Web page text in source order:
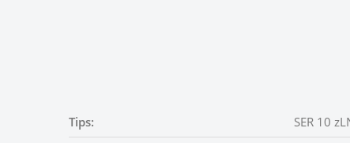
Tips:
SER 10